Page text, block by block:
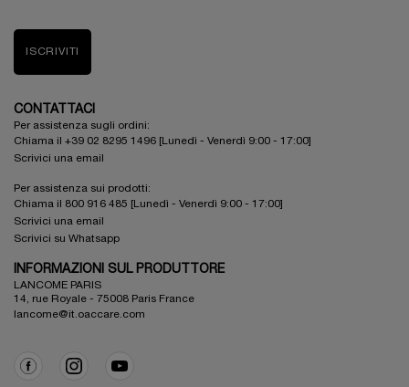
ISCRIVITI
CONTATTACI
Per assistenza sugli ordini:
Chiama il +39 02 8295 1496 [Lunedì - Venerdì 9:00 - 17:00]
Scrivici una email
Per assistenza sui prodotti:
Chiama il 800 916 485 [Lunedì - Venerdì 9:00 - 17:00]
Scrivici una email
Scrivici su Whatsapp
INFORMAZIONI SUL PRODUTTORE
LANCOME PARIS
14, rue Royale - 75008 Paris France
lancome@it.oaccare.com